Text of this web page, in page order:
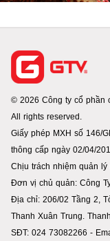
© 2026 Công ty cổ phần
All rights reserved.
Giấy phép MXH số 146/
thông cấp ngày 02/04/
Chịu trách nhiệm quản
Đơn vị chủ quản: Công
Địa chỉ: 206/02 Tầng 2,
Thanh Xuân Trung.
SĐT: 024 73082266 -